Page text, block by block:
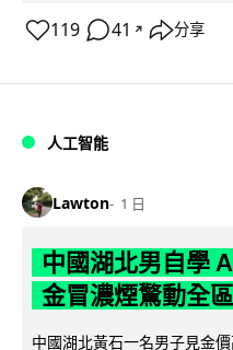
119 41 ↗ 分享
人工智能
Lawton 1 日
中國湖北男自學
金冒濃煙驚動全區
中國湖北黃石一名男子見金